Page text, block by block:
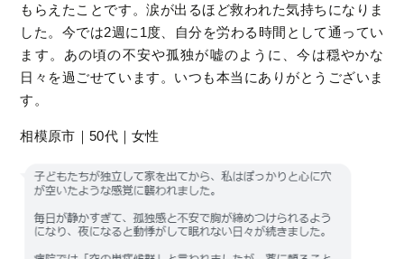
もらえたことです。涙が出るほど救われた気持ちになりま
した。今では2週に1度、自分を労わる時間として通ってい
ます。あの頃の不安や孤独が嘘のように、今は穏やかな
日々を過ごせています。いつも本当にありがとうございま
す。
相模原市｜50代｜女性